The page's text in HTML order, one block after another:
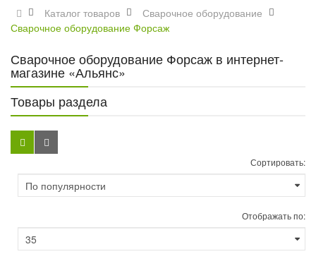
Каталог товаров
Сварочное оборудование
Сварочное оборудование Форсаж
Сварочное оборудование Форсаж в интернет-
магазине «Альянс»
Товары раздела
Сортировать:
Отображать по: